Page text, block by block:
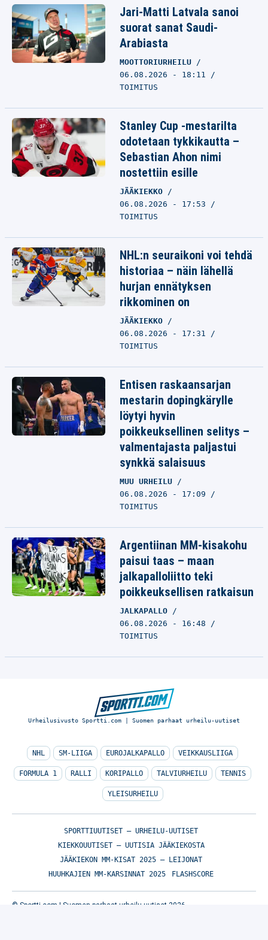
Jari-Matti Latvala sanoi
suorat sanat Saudi-
Arabiasta
MOOTTORIURHEILU
06.08.2026 - 18:11
TOIMITUS
Stanley Cup -mestarilta
odotetaan tykkikautta –
Sebastian Ahon nimi
nostettiin esille
JÄÄKIEKKO
06.08.2026 - 17:53
TOIMITUS
NHL:n seuraikoni voi tehdä
historiaa – näin lähellä
hurjan ennätyksen
rikkominen on
JÄÄKIEKKO
06.08.2026 - 17:31
TOIMITUS
Entisen raskaansarjan
mestarin dopingkärylle
löytyi hyvin
poikkeuksellinen selitys –
valmentajasta paljastui
synkkä salaisuus
MUU URHEILU
06.08.2026 - 17:09
TOIMITUS
Argentiinan MM-kisakohu
paisui taas – maan
jalkapalloliitto teki
poikkeuksellisen ratkaisun
JALKAPALLO
06.08.2026 - 16:48
TOIMITUS
Urheilusivusto Sportti.com | Suomen parhaat urheilu-uutiset
NHL SM-LIIGA EUROJALKAPALLO VEIKKAUSLIIGA
FORMULA 1 RALLI KORIPALLO TALVIURHEILU TENNIS
YLEISURHEILU
SPORTTIUUTISET – URHEILU-UUTISET
KIEKKOUUTISET – UUTISIA JÄÄKIEKOSTA
JÄÄKIEKON MM-KISAT 2025 – LEIJONAT
HUUHKAJIEN MM-KARSINNAT 2025
FLASHSCORE
© Sportti.com | Suomen parhaat urheilu-uutiset 2026